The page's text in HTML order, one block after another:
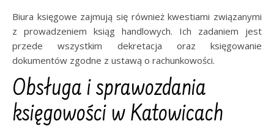
Biura księgowe zajmują się również kwestiami związanymi
z prowadzeniem ksiąg handlowych. Ich zadaniem jest
przede wszystkim dekretacja oraz księgowanie
dokumentów zgodne z ustawą o rachunkowości.
Obsługa i sprawozdania
księgowości w Katowicach